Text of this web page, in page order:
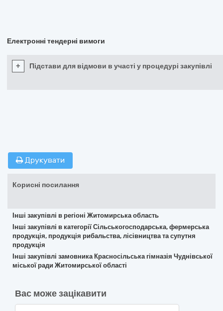
Електронні тендерні вимоги
+ Підстави для відмови в участі у процедурі закупівлі
Друкувати
Корисні посилання
Інші закупівлі в регіоні Житомирська область
Інші закупівлі в категорії Сільськогосподарська, фермерська
продукція, продукція рибальства, лісівництва та супутня
продукція
Інші закупівлі замовника Красносільська гімназія Чуднівської
міської ради Житомирської області
Вас може зацікавити